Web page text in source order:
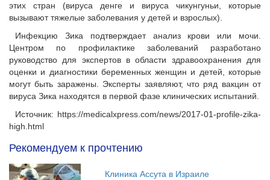
этих стран (вируса денге и вируса чикунгуньи, которые
вызывают тяжелые заболевания у детей и взрослых).
Инфекцию Зика подтверждает анализ крови или мочи.
Центром по профилактике заболеваний разработано
руководство для экспертов в области здравоохранения для
оценки и диагностики беременных женщин и детей, которые
могут быть заражены. Эксперты заявляют, что ряд вакцин от
вируса Зика находятся в первой фазе клинических испытаний.
Источник: https://medicalxpress.com/news/2017-01-profile-zika-
high.html
Рекомендуем к прочтению
Клиника Ассута в Израиле